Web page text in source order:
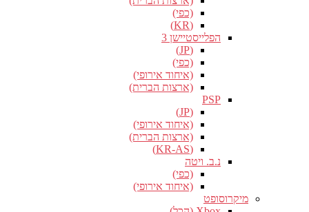
(כפי)
(KR)
הפלייסטיישן 3
(JP)
(כפי)
(איחוד אירופי)
(ארצות הברית)
PSP
(JP)
(איחוד אירופי)
(ארצות הברית)
(KR-AS)
נ.ב. ויטה
(כפי)
(איחוד אירופי)
מיקרוסופט